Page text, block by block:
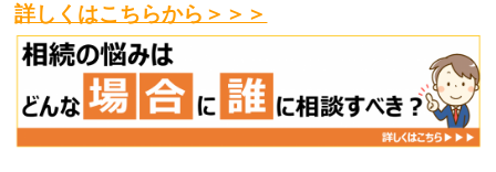
詳しくはこちらから＞＞＞